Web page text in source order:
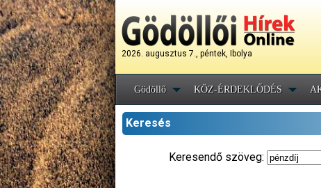
2026. augusztus 7., péntek, Ibolya
Gödöllő KÖZ-ÉRDEKLŐDÉS
Keresés
Keresendő szöveg: